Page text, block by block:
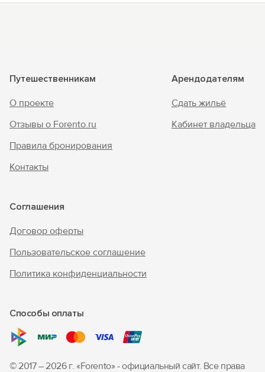
Путешественникам
О проекте
Отзывы о Forento.ru
Правила бронирования
Контакты
Арендодателям
Сдать жильё
Кабинет владельца
Соглашения
Договор оферты
Пользовательское соглашение
Политика конфиденциальности
Способы оплаты
© 2017 – 2026 г. «Forento» - официальный сайт. Все права